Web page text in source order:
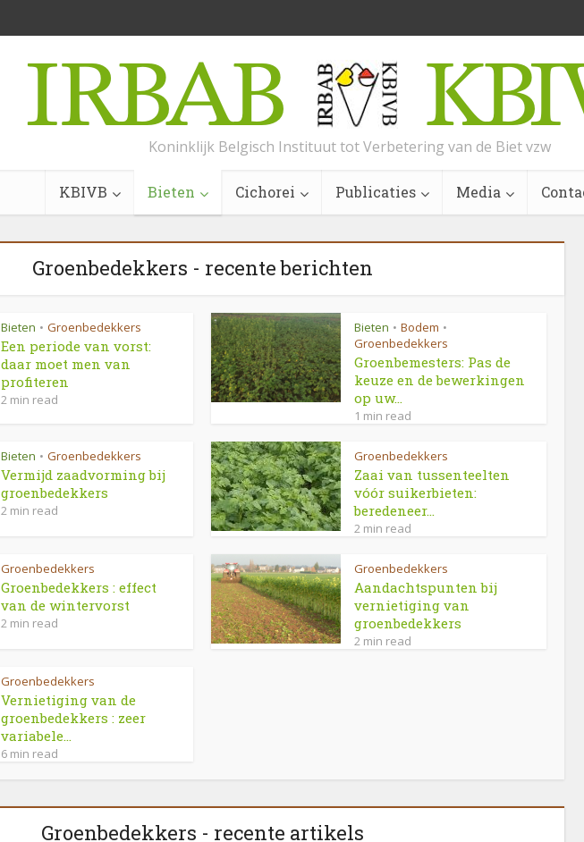
Koninklijk Belgisch Instituut tot Verbetering van de Biet vzw
KBIVB Bieten Cichorei Publicaties Media
Groenbedekkers - recente berichten
Bieten • Groenbedekkers
Een periode van vorst:
daar moet men van
profiteren
2 min read
Bieten • Bodem •
Groenbedekkers
Groenbemesters: Pas de
keuze en de bewerkingen
op uw...
1 min read
Bieten • Groenbedekkers
Vermijd zaadvorming bij
groenbedekkers
2 min read
Groenbedekkers
Zaai van tussenteelten
vóór suikerbieten:
beredeneer...
2 min read
Groenbedekkers
Groenbedekkers : effect
van de wintervorst
2 min read
Groenbedekkers
Aandachtspunten bij
vernietiging van
groenbedekkers
2 min read
Groenbedekkers
Vernietiging van de
groenbedekkers : zeer
variabele...
6 min read
Groenbedekkers - recente artikels